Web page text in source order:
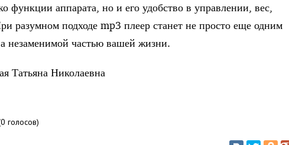
функции аппарата, но и его удобство в управлении, вес,
разумном подходе mp3 плеер станет не просто еще одним
незаменимой частью вашей жизни.
Татьяна Николаевна
0 голосов)